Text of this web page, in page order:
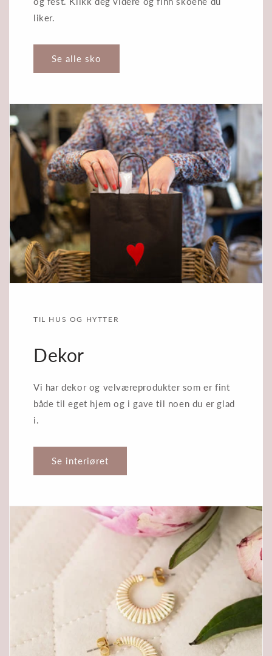
liker.
Se alle sko
TIL HUS OG HYTTER
Dekor
Vi har dekor og velværeprodukter som er fint
både til eget hjem og i gave til noen du er glad
i.
Se interiøret